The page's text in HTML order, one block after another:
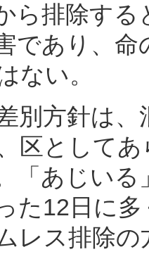
ら排除する
であり、
ない。
別方針は、
区として
「あじい
た12日に
レス排除